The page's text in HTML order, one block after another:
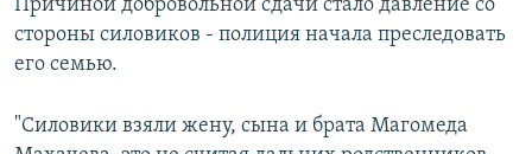
Причиной добровольной сдачи стало давление со
стороны силовиков - полиция начала преследовать
его семью.
"Силовики взяли жену, сына и брата Магомеда